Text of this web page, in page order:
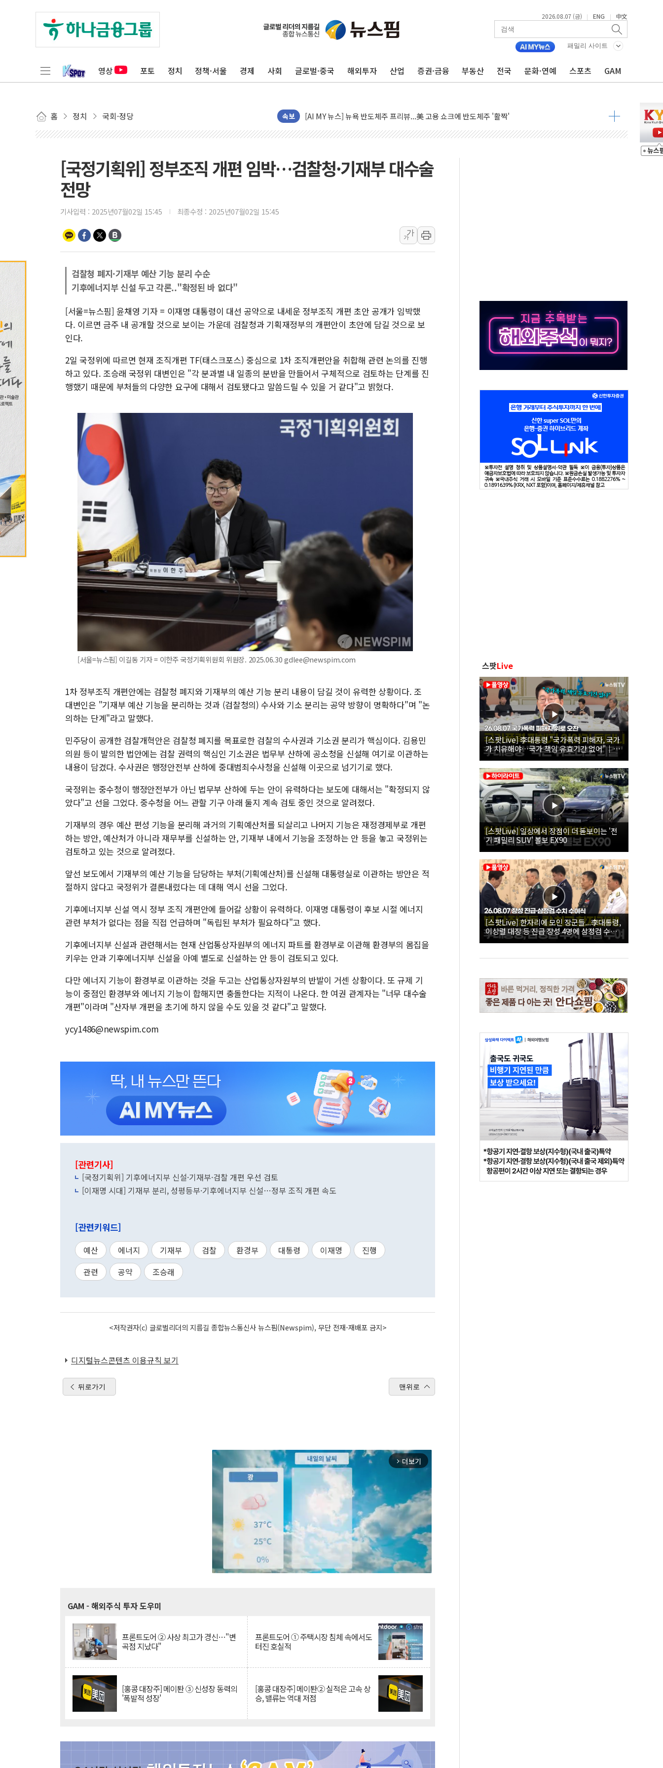
2026.08.07 (금) | ENG | 中文
패밀리 사이트
영상 포토 정치 정책·서울 경제 사회 글로벌·중국 해외투자 산업 증권·금융 부동산 전국 문화·연예 스포츠 GAM
홈 정치 국회·정당 속보
이란의 핵심 원유 수출항 '하르그섬', 최근 1주일 이상 '올스톱'… 美 해상봉쇄 영향
美 고용 쇼크에 엔화 장중 급등…시장은 "또 개입했나" 촉각
뉴욕증시 프리뷰, 美 고용 쇼크에 금리 인상 우려 후퇴…나스닥 선물 1%대 상승
[종합] 美 7월 고용 2만3000명 감소 '쇼크'…9월 금리 인상 기대 후퇴
뉴욕증시 개장 전 특징주...아틀라시안·클라우드플레어·태양광주↑ VS 트레이드데스크·웬디스↓
보훈부, 미 DPAA와 MOU… "6·25 미군 실종자 7359명 끝까지 찾겠다"
李 대통령, '6시간 마라톤 부동산 2차 회의' 주재… "전폭적 공급 확대·속도전 총력"
트럼프, 中 겨냥 폴리실리콘 관세 15% 부과…美 태양광주 급등
[인도증시] 중동 불안 속 유가 상승에 소폭 하락...금융주 낙폭 커
황희 '폐버스 청년주택' SNS 글 역풍에 "정부정책 아냐" 해명
폭염 누그러지고 가뭄 숙지나...경북동해안권 8~9일 최대 100mm 호우
사우디·튀르키예·파키스탄, '공동방위협정' 체결… 수니파 국가들의 새 안보 협력 구도
[국정기획위] 정부조직 개편 임박…검찰청·기재부 대수술
전망
기사입력 : 2025년07월02일 15:45 최종수정 : 2025년07월02일 15:45
가
가
검찰청 폐지·기재부 예산 기능 분리 수순
기후에너지부 신설 두고 각론.."확정된 바 없다"
[서울=뉴스핌] 윤채영 기자 = 이재명 대통령이 대선 공약으로 내세운 정부조직 개편 초안 공개가 임박했
다. 이르면 금주 내 공개할 것으로 보이는 가운데 검찰청과 기획재정부의 개편안이 초안에 담길 것으로 보
인다.
2일 국정위에 따르면 현재 조직개편 TF(태스크포스) 중심으로 1차 조직개편안을 취합해 관련 논의를 진행
하고 있다. 조승래 국정위 대변인은 "각 분과별 내 일종의 분반을 만들어서 구체적으로 검토하는 단계를 진
행했기 때문에 부처들의 다양한 요구에 대해서 검토됐다고 말씀드릴 수 있을 거 같다"고 밝혔다.
[서울=뉴스핌] 이길동 기자 = 이한주 국정기획위원회 위원장. 2025.06.30 gdlee@newspim.com
1차 정부조직 개편안에는 검찰청 폐지와 기재부의 예산 기능 분리 내용이 담길 것이 유력한 상황이다. 조
대변인은 "기재부 예산 기능을 분리하는 것과 (검찰청의) 수사와 기소 분리는 공약 방향이 명확하다"며 "논
의하는 단계"라고 말했다.
민주당이 공개한 검찰개혁안은 검찰청 폐지를 목표로한 검찰의 수사권과 기소권 분리가 핵심이다. 김용민
의원 등이 발의한 법안에는 검찰 권력의 핵심인 기소권은 법무부 산하에 공소청을 신설해 여기로 이관하는
내용이 담겼다. 수사권은 행정안전부 산하에 중대범죄수사청을 신설해 이곳으로 넘기기로 했다.
국정위는 중수청이 행정안전부가 아닌 법무부 산하에 두는 안이 유력하다는 보도에 대해서는 "확정되지 않
았다"고 선을 그었다. 중수청을 어느 관할 기구 아래 둘지 계속 검토 중인 것으로 알려졌다.
기재부의 경우 예산 편성 기능을 분리해 과거의 기획예산처를 되살리고 나머지 기능은 재정경제부로 개편
하는 방안, 예산처가 아니라 재무부를 신설하는 안, 기재부 내에서 기능을 조정하는 안 등을 놓고 국정위는
검토하고 있는 것으로 알려졌다.
앞선 보도에서 기재부의 예산 기능을 담당하는 부처(기획예산처)를 신설해 대통령실로 이관하는 방안은 적
절하지 않다고 국정위가 결론내렸다는 데 대해 역시 선을 그었다.
기후에너지부 신설 역시 정부 조직 개편안에 들어갈 상황이 유력하다. 이재명 대통령이 후보 시절 에너지
관련 부처가 없다는 점을 직접 언급하며 "독립된 부처가 필요하다"고 했다.
기후에너지부 신설과 관련해서는 현재 산업통상자원부의 에너지 파트를 환경부로 이관해 환경부의 몸집을
키우는 안과 기후에너지부 신설을 아예 별도로 신설하는 안 등이 검토되고 있다.
다만 에너지 기능이 환경부로 이관하는 것을 두고는 산업통상자원부의 반발이 거센 상황이다. 또 규제 기
능이 중점인 환경부와 에너지 기능이 합해지면 충돌한다는 지적이 나온다. 한 여권 관계자는 "너무 대수술
개편"이라며 "산자부 개편을 초기에 하지 않을 수도 있을 것 같다"고 말했다.
ycy1486@newspim.com
[관련기사]
[국정기획위] 기후에너지부 신설·기재부·검찰 개편 우선 검토
[이재명 시대] 기재부 분리, 성평등부·기후에너지부 신설…정부 조직 개편 속도
[관련키워드]
예산 에너지 기재부 검찰 환경부 대통령 이재명
진행
관련
공약 조승래
<저작권자(c) 글로벌리더의 지름길 종합뉴스통신사 뉴스핌(Newspim), 무단 전재-재배포 금지>
디지털뉴스콘텐츠 이용규칙 보기
뒤로가기 맨위로
arrow_forward_ios 더보기
GAM - 해외주식 투자 도우미
프론트도어 ② 사상 최고가 경신…"변
곡점 지났다"
프론트도어 ① 주택시장 침체 속에서도
터진 호실적
[홍콩 대장주] 메이퇀 ③ 신성장 동력의
'폭발적 성장'
[홍콩 대장주] 메이퇀② 실적은 고속 상
승, 밸류는 역대 저점
스팟Live
[스팟Live] 李대통령 "국가폭력 피해자, 국가
가 치유해야…국가 책임 유효기간 없어"｜
26.08.07 국가폭력 피해자 위로 오찬
[스팟Live] 일상에서 장점이 더 돋보이는 '전
기 패밀리 SUV' 볼보 EX90
[스팟Live] 한자리에 모인 장군들...李대통령,
이상렬 대장 등 진급 장성 4명에 삼정검 수치
직접 수여｜26.08.07 장성 진급·삼정검 수치